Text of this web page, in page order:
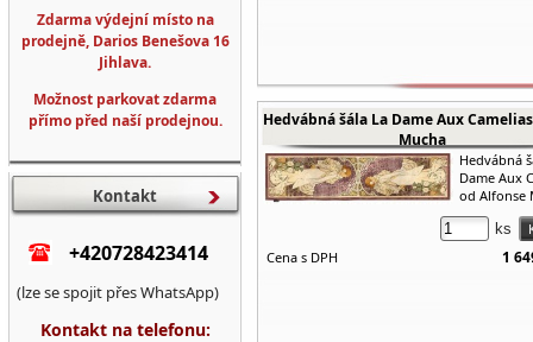
Hedvábná šála La Dame Aux
Mucha
Hedvábná
Dame Aux
od Alfonse
ks
Cena s DPH
1
Zdarma výdejní místo na
prodejně, Darios Benešova 16
Jihlava.
Možnost parkovat zdarma
přímo před naší prodejnou.
Kontakt
+420728423414
(lze se spojit přes WhatsApp)
Kontakt na telefonu: